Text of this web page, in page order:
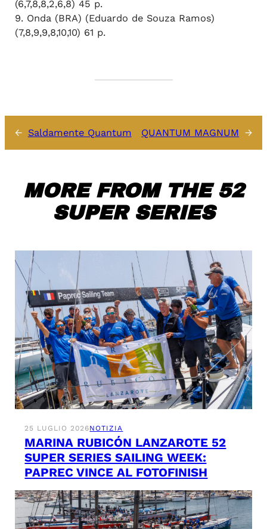
(6,7,8,8,2,6,8) 45 p.
9. Onda (BRA) (Eduardo de Souza Ramos)
(7,8,9,9,8,10,10) 61 p.
← Saldamente Quantum QUANTUM MAGNUM →
MORE FROM THE 52
SUPER SERIES
25 LUGLIO 2026NOTIZIA
MARINA RUBICÓN LANZAROTE 52
SUPER SERIES SAILING WEEK:
PAPREC VINCE AL FOTOFINISH